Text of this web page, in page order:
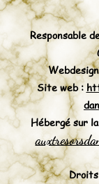
Responsable
Site web :
Hébergé sur